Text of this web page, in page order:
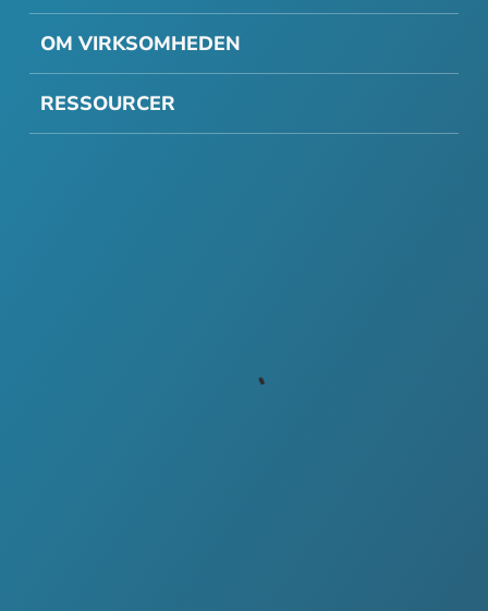
OM VIRKSOMHEDEN
RESSOURCER